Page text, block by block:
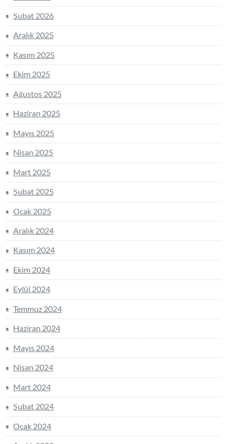
Şubat 2026
Aralık 2025
Kasım 2025
Ekim 2025
Ağustos 2025
Haziran 2025
Mayıs 2025
Nisan 2025
Mart 2025
Şubat 2025
Ocak 2025
Aralık 2024
Kasım 2024
Ekim 2024
Eylül 2024
Temmuz 2024
Haziran 2024
Mayıs 2024
Nisan 2024
Mart 2024
Şubat 2024
Ocak 2024